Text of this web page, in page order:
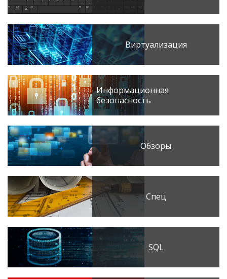
Виртуализация
Информационная
безопасность
Обзоры
Спец
SQL